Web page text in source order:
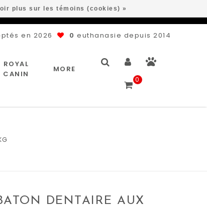
en 2026 0 euthanasie depuis 2014
ROYAL
CANIN
MORE
0
DENTAIRE AUX
plus sur les témoins (cookies) »